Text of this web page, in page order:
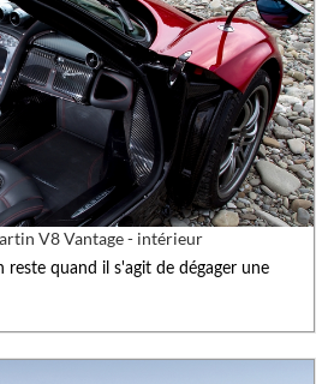
V8 Vantage - intérieur
reste quand il s'agit de dégager une